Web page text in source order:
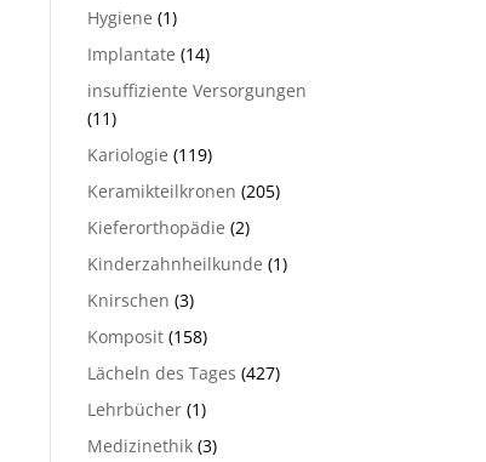
Hygiene (1)
Implantate (14)
insuffiziente Versorgungen
(11)
Kariologie (119)
Keramikteilkronen (205)
Kieferorthopädie (2)
Kinderzahnheilkunde (1)
Knirschen (3)
Komposit (158)
Lächeln des Tages (427)
Lehrbücher (1)
Medizinethik (3)